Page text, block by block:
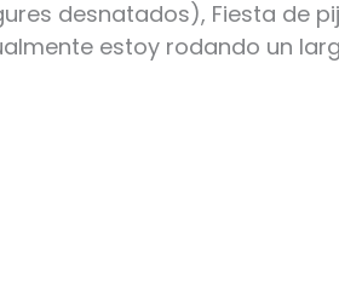
desnatados), Fiesta de
estoy rodando un